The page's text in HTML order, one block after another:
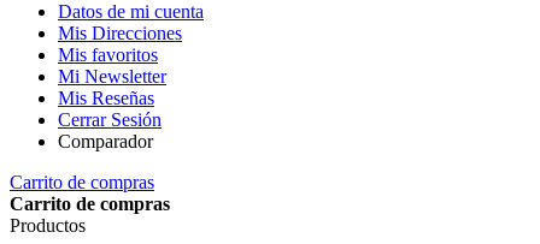
Datos de mi cuenta
Mis Direcciones
Mis favoritos
Mi Newsletter
Mis Reseñas
Cerrar Sesión
Comparador
Carrito de compras
Carrito de compras
Productos